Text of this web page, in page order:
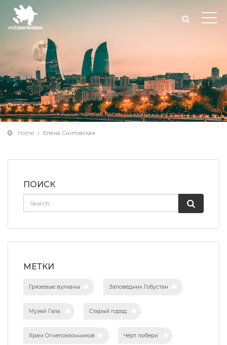
Home Елена Снитовская
ПОИСК
МЕТКИ
Грязевые вулканы Заповедник Гобустан
Музей Гала Старый город
Храм Огнепоклонников Чёрт побери